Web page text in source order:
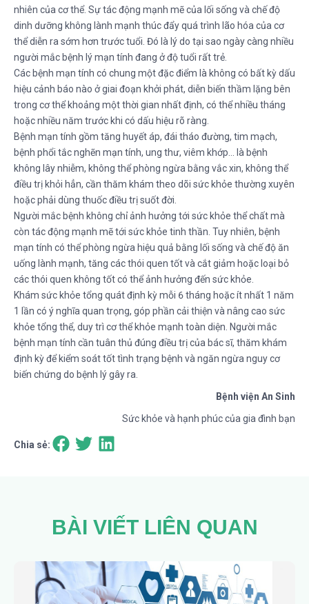
nhiên của cơ thể. Sự tác động mạnh mẽ của lối sống và chế độ
dinh dưỡng không lành mạnh thúc đẩy quá trình lão hóa của cơ
thể diễn ra sớm hơn trước tuổi. Đó là lý do tại sao ngày càng nhiều
người mắc bệnh lý mạn tính đang ở độ tuổi rất trẻ.
Các bệnh mạn tính có chung một đặc điểm là không có bất kỳ dấu
hiệu cảnh báo nào ở giai đoạn khởi phát, diễn biến thầm lặng bên
trong cơ thể khoảng một thời gian nhất định, có thể nhiều tháng
hoặc nhiều năm trước khi có dấu hiệu rõ ràng.
Bệnh mạn tính gồm tăng huyết áp, đái tháo đường, tim mạch,
bệnh phổi tắc nghẽn mạn tính, ung thư, viêm khớp… là bệnh
không lây nhiễm, không thể phòng ngừa bằng vắc xin, không thể
điều trị khỏi hẳn, cần thăm khám theo dõi sức khỏe thường xuyên
hoặc phải dùng thuốc điều trị suốt đời.
Người mắc bệnh không chỉ ảnh hưởng tới sức khỏe thể chất mà
còn tác động mạnh mẽ tới sức khỏe tinh thần. Tuy nhiên, bệnh
mạn tính có thể phòng ngừa hiệu quả bằng lối sống và chế độ ăn
uống lành mạnh, tăng các thói quen tốt và cắt giảm hoặc loại bỏ
các thói quen không tốt có thể ảnh hưởng đến sức khỏe.
Khám sức khỏe tổng quát định kỳ mỗi 6 tháng hoặc ít nhất 1 năm
1 lần có ý nghĩa quan trọng, góp phần cải thiện và nâng cao sức
khỏe tổng thể, duy trì cơ thể khỏe mạnh toàn diện. Người mắc
bệnh mạn tính cần tuân thủ đúng điều trị của bác sĩ, thăm khám
định kỳ để kiểm soát tốt tình trạng bệnh và ngăn ngừa nguy cơ
biến chứng do bệnh lý gây ra.
Bệnh viện An Sinh
Sức khỏe và hạnh phúc của gia đình bạn
Chia sẻ:
BÀI VIẾT LIÊN QUAN